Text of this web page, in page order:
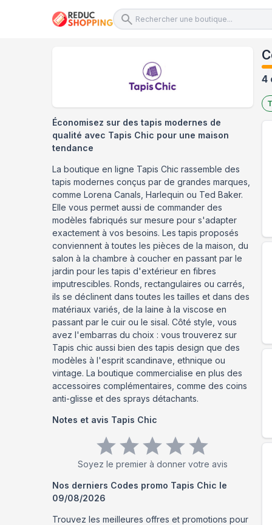
4
Économisez sur des tapis modernes de
qualité avec Tapis Chic pour une maison
tendance
La boutique en ligne Tapis Chic rassemble des
tapis modernes conçus par de grandes marques,
comme Lorena Canals, Harlequin ou Ted Baker.
Elle vous permet aussi de commander des
modèles fabriqués sur mesure pour s'adapter
exactement à vos besoins. Les tapis proposés
conviennent à toutes les pièces de la maison, du
salon à la chambre à coucher en passant par le
jardin pour les tapis d'extérieur en fibres
imputrescibles. Ronds, rectangulaires ou carrés,
ils se déclinent dans toutes les tailles et dans des
matériaux variés, de la laine à la viscose en
passant par le cuir ou le sisal. Côté style, vous
avez l'embarras du choix : vous trouverez sur
Tapis chic aussi bien des tapis design que des
modèles à l'esprit scandinave, ethnique ou
vintage. La boutique commercialise en plus des
accessoires complémentaires, comme des coins
anti-glisse et des sprays détachants.
Notes et avis Tapis Chic
Soyez le premier à donner votre avis
Nos derniers Codes promo Tapis Chic le
09/08/2026
Trouvez les meilleures offres et promotions pour